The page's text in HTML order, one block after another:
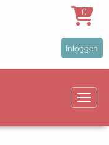
User
account
Inloggen
0